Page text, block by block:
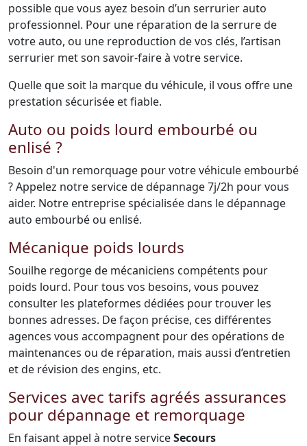
possible que vous ayez besoin d’un serrurier auto
professionnel. Pour une réparation de la serrure de
votre auto, ou une reproduction de vos clés, l’artisan
serrurier met son savoir-faire à votre service.
Quelle que soit la marque du véhicule, il vous offre une
prestation sécurisée et fiable.
Auto ou poids lourd embourbé ou
enlisé ?
Besoin d'un remorquage pour votre véhicule embourbé
? Appelez notre service de dépannage 7j/2h pour vous
aider. Notre entreprise spécialisée dans le dépannage
auto embourbé ou enlisé.
Mécanique poids lourds
Souilhe regorge de mécaniciens compétents pour
poids lourd. Pour tous vos besoins, vous pouvez
consulter les plateformes dédiées pour trouver les
bonnes adresses. De façon précise, ces différentes
agences vous accompagnent pour des opérations de
maintenances ou de réparation, mais aussi d’entretien
et de révision des engins, etc.
Services avec tarifs agréés assurances
pour dépannage et remorquage
En faisant appel à notre serviceSecours